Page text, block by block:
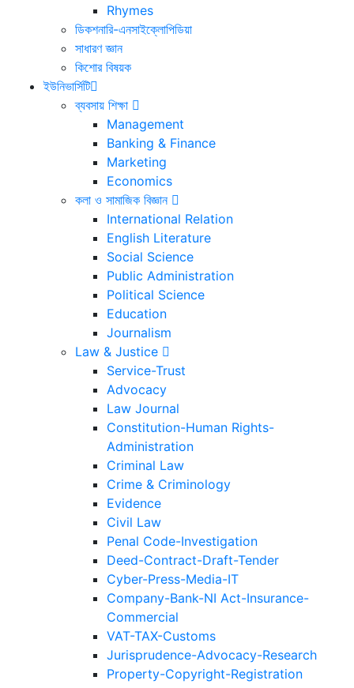
Rhymes
ডিকশনারি-এনসাইক্লোপিডিয়া
সাধারণ জ্ঞান
কিশোর বিষয়ক
ইউনিভার্সিটি
ব্যবসায় শিক্ষা
Management
Banking & Finance
Marketing
Economics
কলা ও সামাজিক বিজ্ঞান
International Relation
English Literature
Social Science
Public Administration
Political Science
Education
Journalism
Law & Justice
Service-Trust
Advocacy
Law Journal
Constitution-Human Rights-
Administration
Criminal Law
Crime & Criminology
Evidence
Civil Law
Penal Code-Investigation
Deed-Contract-Draft-Tender
Cyber-Press-Media-IT
Company-Bank-NI Act-Insurance-
Commercial
VAT-TAX-Customs
Jurisprudence-Advocacy-Research
Property-Copyright-Registration